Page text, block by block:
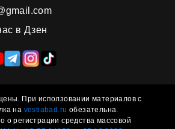
в Дзен
При исползовании материалов с
на vestiabad.ru обезательна.
о регистрации средства массовой